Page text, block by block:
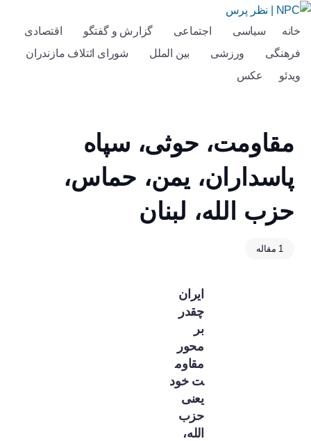
خانه سیاسی اجتماعی گزارش و گفتگو
اقتصادی
فرهنگی
ورزشی بین الملل
شورای ائتلاف مازندران
ویدئو
عکس
مقاومت، حوثی، سپاه
پاسداران، یمن، حماس،
حزب الله، لبنان
1 مقاله
ایران
چقدر
بر
محور
مقاوم
ت خود
یعنی
حزب
الله،